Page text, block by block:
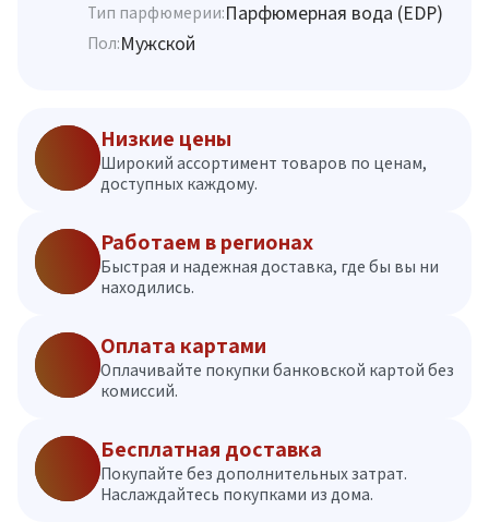
Тип парфюмерии:Парфюмерная вода (EDP)
Пол:Мужской
Низкие цены
Широкий ассортимент товаров по ценам,
доступных каждому.
Работаем в регионах
Быстрая и надежная доставка, где бы вы ни
находились.
Оплата картами
Оплачивайте покупки банковской картой без
комиссий.
Бесплатная доставка
Покупайте без дополнительных затрат.
Наслаждайтесь покупками из дома.